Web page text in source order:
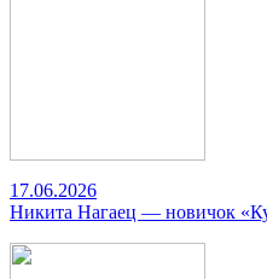
17.06.2026
Никита Нагаец — новичок